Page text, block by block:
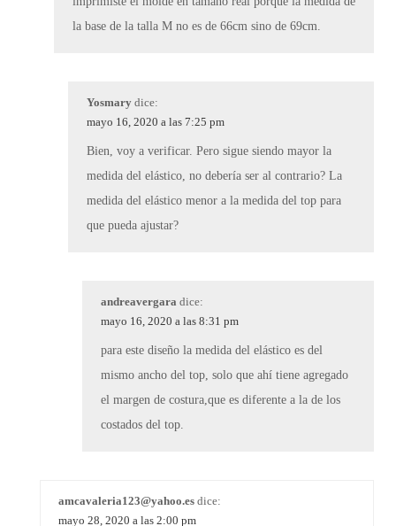
la base de la talla M no es de 66cm sino de 69cm.
Yosmary dice:
mayo 16, 2020 a las 7:25 pm
Bien, voy a verificar. Pero sigue siendo mayor la
medida del elástico, no debería ser al contrario? La
medida del elástico menor a la medida del top para
que pueda ajustar?
andreavergara dice:
mayo 16, 2020 a las 8:31 pm
para este diseño la medida del elástico es del
mismo ancho del top, solo que ahí tiene agregado
el margen de costura,que es diferente a la de los
costados del top.
amcavaleria123@yahoo.es dice:
mayo 28, 2020 a las 2:00 pm